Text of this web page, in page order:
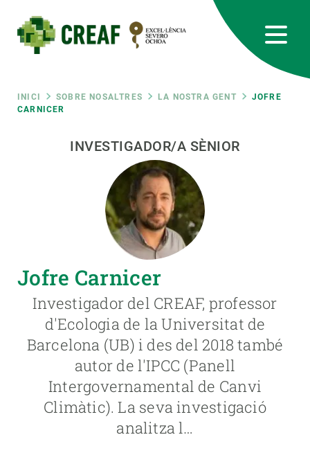
contingut
Fil
d'ariadna
INICI SOBRE NOSALTRES LA NOSTRA GENT
JOFRE
CARNICER
INVESTIGADOR/A SÈNIOR
Jofre Carnicer
Investigador del CREAF, professor
d'Ecologia de la Universitat de
Barcelona (UB) i des del 2018 també
autor de l'IPCC (Panell
Intergovernamental de Canvi
Climàtic). La seva investigació
analitza l…
RRSS
Featured
responsive
Responsive
CIÈNCIA EN ACCIÓ
UNEIX-TE A NOSALTRES
PARTICIPA
NOTÍCIES I AGENDA